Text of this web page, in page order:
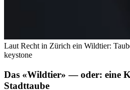
Laut Recht in Zürich ein Wildtier:
keystone
Das «Wildtier» — oder: eine
Stadttaube